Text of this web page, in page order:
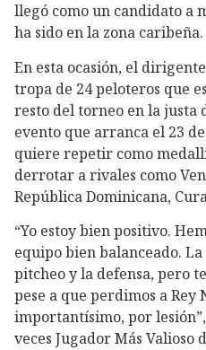
llegó como un candidato a
ha sido en la zona caribeña.
En esta ocasión, el
tropa de 24 peloteros que
resto del torneo en la justa
evento que arranca el 23
quiere repetir como
derrotar a rivales como
República Dominicana,
“Yo estoy bien positivo.
equipo bien balanceado.
pitcheo y la defensa, pero
pese a que perdimos a
importantísimo, por
veces Jugador Más Valioso